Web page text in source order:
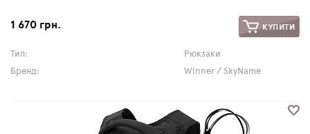
1 670 грн. КУПИТИ
Тип:
Рюкзаки
Бренд:
Winner / SkyName